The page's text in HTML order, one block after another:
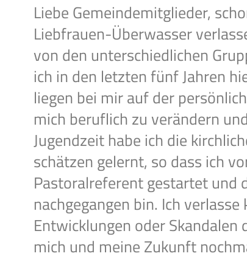
Liebe Gemeindemitglieder,
Liebfrauen-Überwasser
von den unterschiedlichen
ich in den letzten fünf Jahren
liegen bei mir auf der
mich beruflich zu verändern
Jugendzeit habe ich die
schätzen gelernt, so dass ich
Pastoralreferent gestartet und
nachgegangen bin. Ich
Entwicklungen oder
mich und meine Zukunft